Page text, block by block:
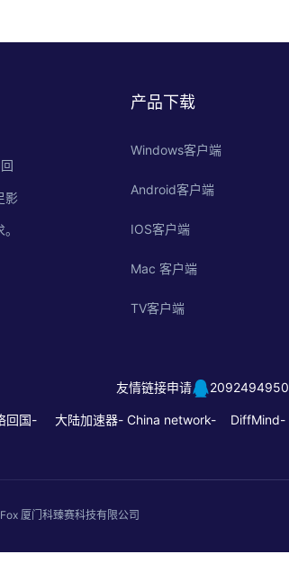
影
产品下载
Windows客户端
Android客户端
IOS客户端
Mac 客户端
TV客户端
友情链接申请 2092494950
回国- 大陆加速器- China network- DiffMind-
厦门科臻赛科技有限公司